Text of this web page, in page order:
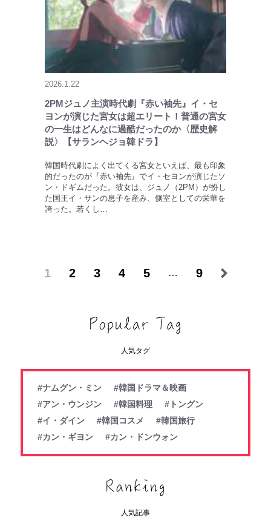
2026.1.22
2PMジュノ主演時代劇『赤い袖先』イ・セ
ヨンが演じた宮女は超エリート！普通の宮女
の一生はどんなに過酷だったのか〈歴史解
説〉【サランヘジョ韓ドラ】
韓国時代劇によく出てくる宮女といえば、最も印象
的だったのが『赤い袖先』でイ・セヨンが演じたソ
ン・ドギムだった。彼女は、ジュノ（2PM）が扮し
た国王イ・サンの息子を産み、側室としての栄華を
誇った。若くし…
1 2 3 4 5 … 9
人気タグ
#ナムグン・ミン
#韓国ドラマ＆映画
#アン・ウンジン
#韓国料理
#トングン
#イ・ダイン
#韓国コスメ
#韓国旅行
#カン・ギヨン
#カン・ドンウォン
人気記事